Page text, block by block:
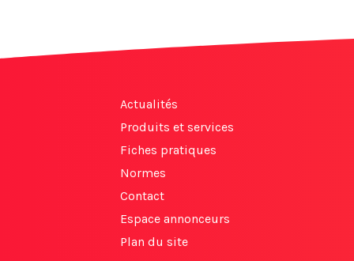
Actualités
Produits et services
Fiches pratiques
Normes
Contact
Espace annonceurs
Plan du site